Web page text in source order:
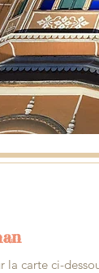
la carte ci-